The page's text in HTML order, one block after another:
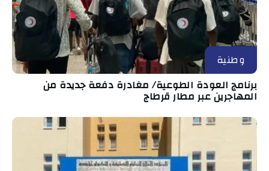
وطنية
برنامج العودة الطوعية/ مغادرة دفعة جديدة من
المهاجرين عبر مطار قرطاج